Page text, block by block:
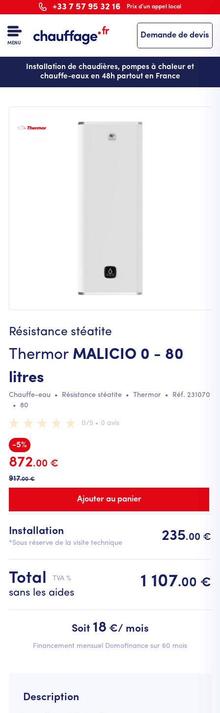
au
contenu
principal
+33 7 57 95 32 16 Prix d’un appel local
MENU
Demande de devis
Installation de chaudières, pompes à chaleur et
chauffe-eaux en 48h partout en France
Description
Résistance stéatite
ThermorMALICIO 0 - 80
litres
Chauffe-eau • Résistance stéatite• Thermor• Réf. 231070
• 80
0/5 • 0 avis
-5%
872.00 €
917.00 €
Installation
*Sous réserve de la visite technique 235.00 €
Total TVA %
sans les aides
1 107.00 €
Soit 18 €/ mois
Financement mensuel Domofinance sur 60 mois